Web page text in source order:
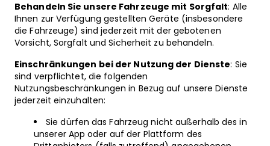
Behandeln Sie unsere Fahrzeuge mit Sorgfalt: Alle
Ihnen zur Verfügung gestellten Geräte (insbesondere
die Fahrzeuge) sind jederzeit mit der gebotenen
Vorsicht, Sorgfalt und Sicherheit zu behandeln.
Einschränkungen bei der Nutzung der Dienste: Sie
sind verpflichtet, die folgenden
Nutzungsbeschränkungen in Bezug auf unsere Dienste
jederzeit einzuhalten:
Sie dürfen das Fahrzeug nicht außerhalb des in
unserer App oder auf der Plattform des